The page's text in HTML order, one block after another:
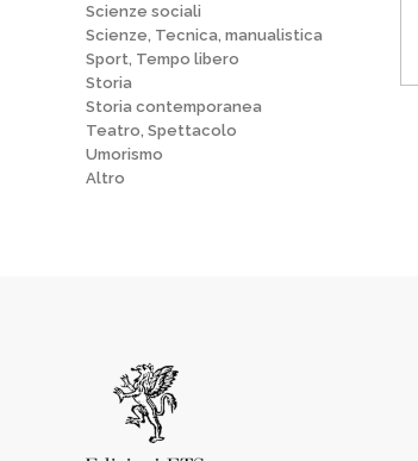
Scienze sociali
Scienze, Tecnica, manualistica
Sport, Tempo libero
Storia
Storia contemporanea
Teatro, Spettacolo
Umorismo
Altro